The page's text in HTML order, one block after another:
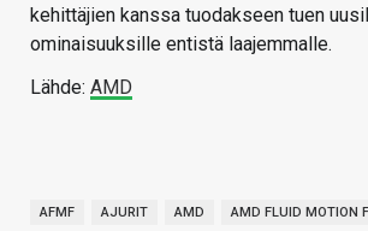
kehittäjien kanssa tuodakseen tuen
ominaisuuksille entistä laajemmalle.
Lähde: AMD
AFMF AJURIT AMD AMD FLUID MOTION